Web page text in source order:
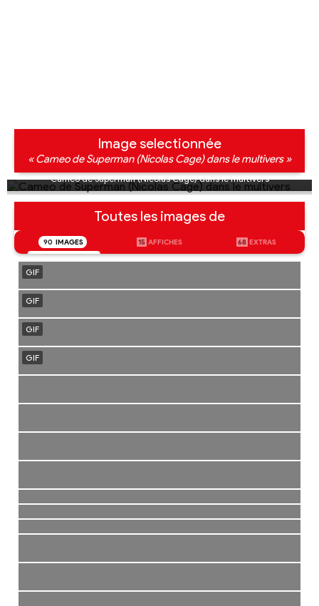
Image selectionnée
« Cameo de Superman (Nicolas Cage) dans le multivers »
Cameo de Superman (Nicolas Cage) dans le multivers
Toutes les images de
90 IMAGES 15 AFFICHES 68 EXTRAS